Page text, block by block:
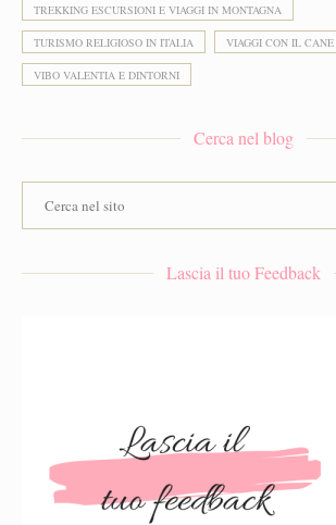
TREKKING ESCURSIONI E VIAGGI IN MONTAGNA
TURISMO RELIGIOSO IN ITALIA VIAGGI CON IL CANE
VIBO VALENTIA E DINTORNI
Cerca nel blog
Lascia il tuo Feedback